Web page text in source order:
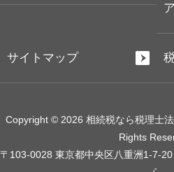
サイトマップ
Copyright © 2026 相続税なら税理士
Rights
〒103-0028 東京都中央区八重洲1-7-